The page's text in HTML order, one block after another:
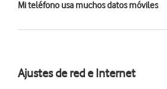
Mi teléfono usa muchos datos móviles
Ajustes de red e Internet